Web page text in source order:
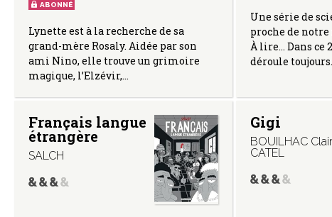
ABONNÉ
Lynette est à la recherche de sa
grand-mère Rosaly. Aidée par son
ami Nino, elle trouve un grimoire
magique, l’Elzévir,…
Une série de
proche de
À lire… Dans ce
déroule
Français langue
étrangère
SALCH
Gigi
BOUILHAC
CATEL